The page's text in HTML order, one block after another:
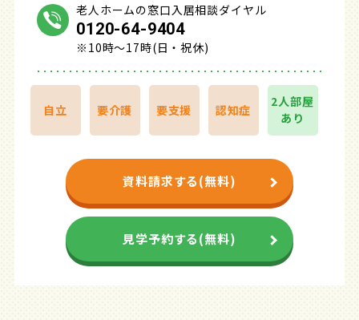
老人ホームの窓口入居相談ダイヤル
0120-64-9404
※10時～17時(日・祝休)
自立 要介護 要支援 認知症
2人部屋
あり
資料請求する(無料)
見学予約する(無料)